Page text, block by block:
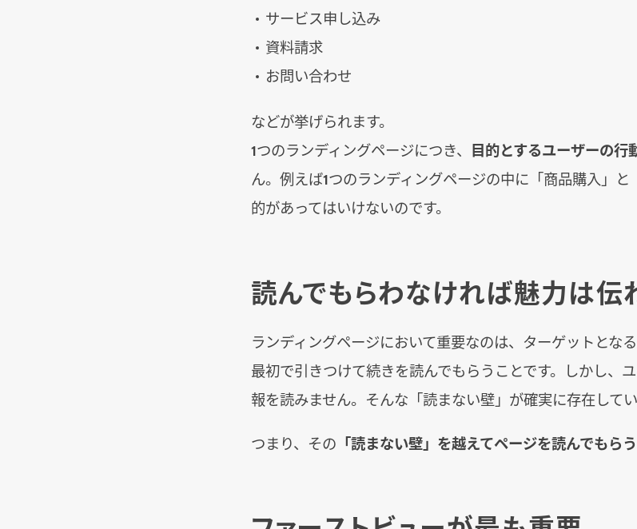
サービス申し込み
資料請求
お問い合わせ
などが挙げられます。
1つのランディングページにつき、 目的とするユーザーの行
ん。例えば1つのランディングページの中に「商品購入」
的があってはいけないのです。
読んでもらわなければ魅力は伝
ランディングページにおいて重要なのは、ターゲットとな
最初で引きつけて続きを読んでもらうことです。しかし、
報を読みません。そんな「読まない壁」が確実に存在してい
つまり、その 「読まない壁」を越えてページを読んでもら